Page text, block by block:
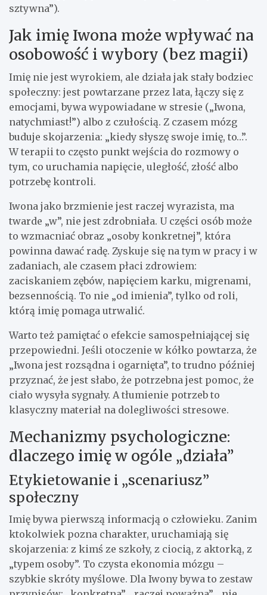
sztywna”).
Jak imię Iwona może wpływać na
osobowość i wybory (bez magii)
Imię nie jest wyrokiem, ale działa jak stały bodziec
społeczny: jest powtarzane przez lata, łączy się z
emocjami, bywa wypowiadane w stresie („Iwona,
natychmiast!”) albo z czułością. Z czasem mózg
buduje skojarzenia: „kiedy słyszę swoje imię, to…”.
W terapii to często punkt wejścia do rozmowy o
tym, co uruchamia napięcie, uległość, złość albo
potrzebę kontroli.
Iwona jako brzmienie jest raczej wyrazista, ma
twarde „w”, nie jest zdrobniała. U części osób może
to wzmacniać obraz „osoby konkretnej”, która
powinna dawać radę. Zyskuje się na tym w pracy i w
zadaniach, ale czasem płaci zdrowiem:
zaciskaniem zębów, napięciem karku, migrenami,
bezsennością. To nie „od imienia”, tylko od roli,
którą imię pomaga utrwalić.
Warto też pamiętać o efekcie samospełniającej się
przepowiedni. Jeśli otoczenie w kółko powtarza, że
„Iwona jest rozsądna i ogarnięta”, to trudno później
przyznać, że jest słabo, że potrzebna jest pomoc, że
ciało wysyła sygnały. A tłumienie potrzeb to
klasyczny materiał na dolegliwości stresowe.
Mechanizmy psychologiczne:
dlaczego imię w ogóle „działa”
Etykietowanie i „scenariusz”
społeczny
Imię bywa pierwszą informacją o człowieku. Zanim
ktokolwiek pozna charakter, uruchamiają się
skojarzenia: z kimś ze szkoły, z ciocią, z aktorką, z
„typem osoby”. To czysta ekonomia mózgu –
szybkie skróty myślowe. Dla Iwony bywa to zestaw